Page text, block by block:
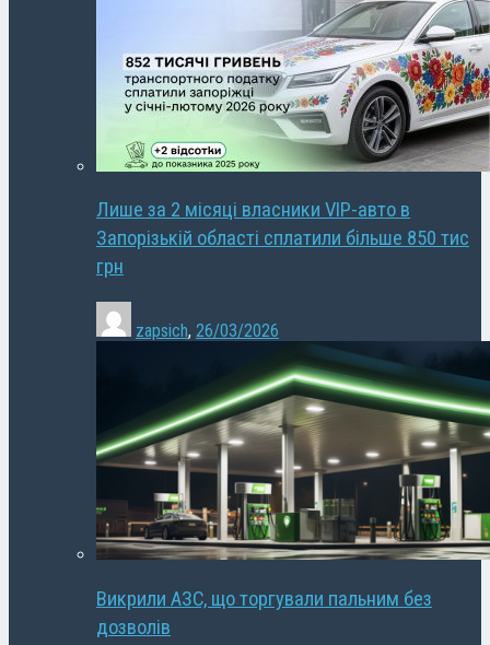
Лише за 2 місяці власники VIP-авто в
Запорізькій області сплатили більше 850 тис
грн
zapsich, 26/03/2026
Викрили АЗС, що торгували пальним без
дозволів